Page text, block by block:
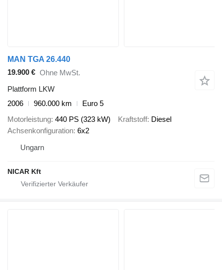
MAN TGA 26.440
19.900 € Ohne MwSt.
Plattform LKW
2006
960.000 km
Euro 5
Motorleistung 440 PS (323 kW) Kraftstoff Diesel
Achsenkonfiguration 6x2
Ungarn
NICAR Kft